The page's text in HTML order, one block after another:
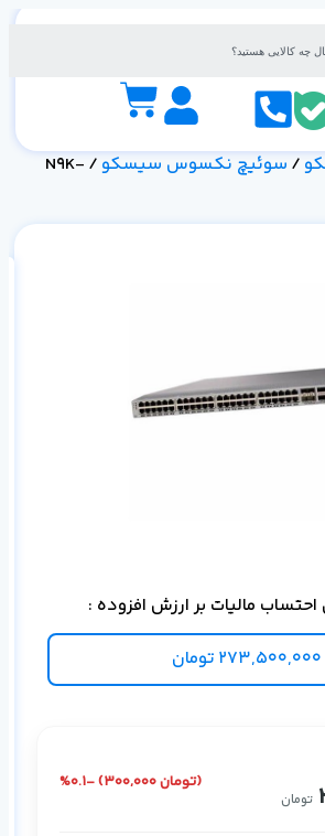
/ سوئیچ نکسوس سیسکو
/ N9K-
مالیات بر ارزش افزوده :
273,500,000 تومان
تومان
%0.1- (300,000 تومان)